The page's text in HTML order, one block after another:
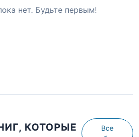
нет. Будьте первым!
КОТОРЫЕ
Все